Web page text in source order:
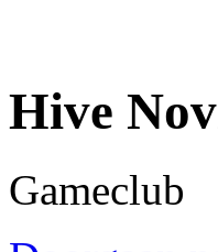
Hive
Gameclub